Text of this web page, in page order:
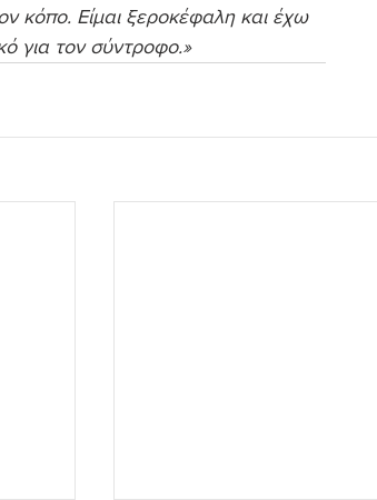
κόπο. Είμαι ξεροκέφαλη και έχω
για τον σύντροφο.»